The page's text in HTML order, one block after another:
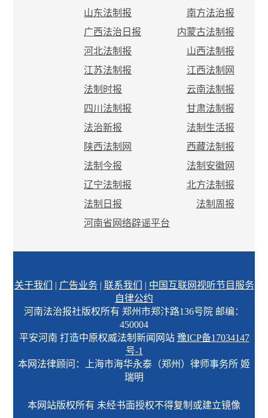
山东法制报
南方法治报
广西法治日报
内蒙古法制报
河北法制报
山西法制报
江苏法制报
江西法制网
法制时报
云南法制报
四川法制报
甘肃法制报
法治新报
法制生活报
陕西法制网
西藏法制报
法制今报
法制安徽网
辽宁法制报
北方法制报
法制日报
法制周报
河南省网络辟谣平台
关于我们 | 广告业务| 联系我们 | 中国互联网视听节目服务
自律公约
河南法治报社版权所有 郑州市郑汴路136号院 邮编：
450004
平安河南 打造中原权威法制新闻网站 豫ICP备17034147
号-1
本网法律顾问：上海市海华永泰（郑州）律师事务所 姬
瑞明
本网站版权所有 未经书面授权不得复制或建立镜像